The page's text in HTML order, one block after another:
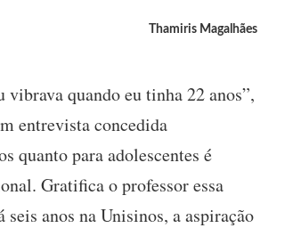
Thamiris Magalhães
quando eu tinha 22 anos”,
entrevista concedida
quanto para adolescentes é
Gratifica o professor essa
anos na Unisinos, a aspiração